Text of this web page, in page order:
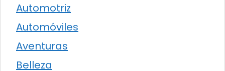
Automotriz
Automóviles
Aventuras
Belleza